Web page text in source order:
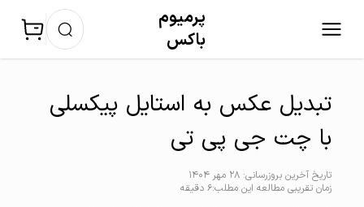
پرمیوم‌
باکس
تبدیل عکس به استایل پیکسلی
با چت جی پی تی
تاریخ آخرین بروزرسانی: 28 مهر 1404
زمان تقریبی مطالعه این مطلب:6 دقیقه